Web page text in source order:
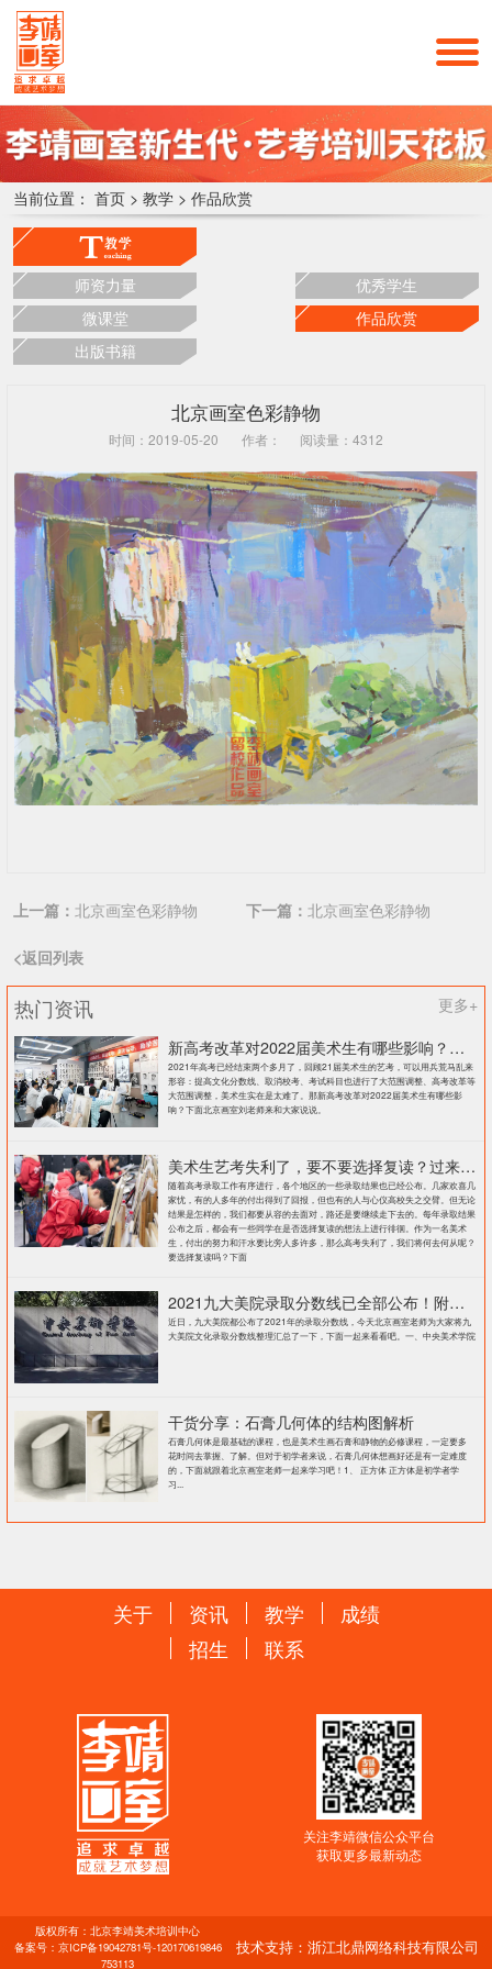
当前位置： 首页 > 教学 > 作品欣赏
师资力量
优秀学生
微课堂
作品欣赏
出版书籍
北京画室色彩静物
时间：2019-05-20 作者： 阅读量：4312
上一篇： 北京画室色彩静物 下一篇： 北京画室色彩静物
<返回列表
热门资讯
更多+
新高考改革对2022届美术生有哪些影响？北京画室刘老师来和大家说说
2021年高考已经结束两个多月了，回顾21届美术生的艺考，可以用兵荒马乱来
形容：提高文化分数线、取消校考、考试科目也进行了大范围调整、高考改革等
大范围调整，美术生实在是太难了。那新高考改革对2022届美术生有哪些影
响？下面北京画室刘老师来和大家说说。
美术生艺考失利了，要不要选择复读？过来人提出这几点建议
随着高考录取工作有序进行，各个地区的一些录取结果也已经公布。几家欢喜几
家忧，有的人多年的付出得到了回报，但也有的人与心仪高校失之交臂。但无论
结果是怎样的，我们都要从容的去面对，路还是要继续走下去的。每年录取结果
公布之后，都会有一些同学在是否选择复读的想法上进行徘徊。作为一名美术
生，付出的努力和汗水要比旁人多许多，那么高考失利了，我们将何去何从呢？
要选择复读吗？下面
2021九大美院录取分数线已全部公布！附各大院校录取分数线汇总！
近日，九大美院都公布了2021年的录取分数线，今天北京画室老师为大家将九
大美院文化录取分数线整理汇总了一下，下面一起来看看吧。一、中央美术学院
干货分享：石膏几何体的结构图解析
石膏几何体是最基础的课程，也是美术生画石膏和静物的必修课程，一定要多
花时间去掌握、了解。但对于初学者来说，石膏几何体想画好还是有一定难度
的，下面就跟着北京画室老师一起来学习吧！1、 正方体 正方体是初学者学
习...
关于 资讯 教学
成绩
招生
联系
关注李靖微信公众平台
获取更多最新动态
版权所有：北京李靖美术培训中心
备案号： 京ICP备19042781号-120170619846
753113
技术支持：浙江北鼎网络科技有限公司